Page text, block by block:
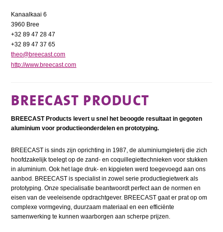
Kanaalkaai 6
3960 Bree
+32 89 47 28 47
+32 89 47 37 65
theo@breecast.com
http://www.breecast.com
BREECAST PRODUCT
BREECAST Products levert u snel het beoogde resultaat in gegoten
aluminium voor productieonderdelen en prototyping.
BREECAST is sinds zijn oprichting in 1987, de aluminiumgieterij die zich
hoofdzakelijk toelegt op de zand- en coquillegiettechnieken voor stukken
in aluminium. Ook het lage druk- en kipgieten werd toegevoegd aan ons
aanbod. BREECAST is specialist in zowel serie productiegietwerk als
prototyping. Onze specialisatie beantwoordt perfect aan de normen en
eisen van de veeleisende opdrachtgever. BREECAST gaat er prat op om
complexe vormgeving, duurzaam materiaal en een efficiënte
samenwerking te kunnen waarborgen aan scherpe prijzen.